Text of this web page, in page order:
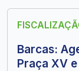
Barcas:
Praça XV